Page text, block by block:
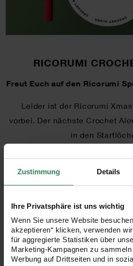
Zustimmung Details
Ihre Privatsphäre ist uns wichtig
Wenn Sie unsere Website
akzeptieren“ klicken, verwenden
für aggregierte Statistiken über
Marketing-Kampagnen zu
Werbung auf Drittseiten und in
RICORUMI
Freut Euch auf den Ricorumi
Leider ist der Ricorumi
vorbei. Der nächste Crochet
in den
Im Frühling beginnt unser
Birthday Party
Freut Euch auf sieben süße
WEITERE INFOS AUF